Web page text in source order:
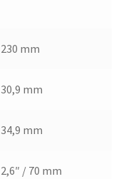
230 mm
30,9 mm
34,9 mm
2,6″ / 70 mm